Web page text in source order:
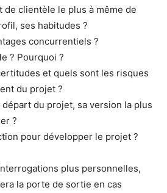
de clientèle le plus à même de
ses habitudes ?
concurrentiels ?
? Pourquoi ?
et quels sont les risques
du projet ?
du projet, sa version la plus
?
pour développer le projet ?
plus personnelles,
la porte de sortie en cas